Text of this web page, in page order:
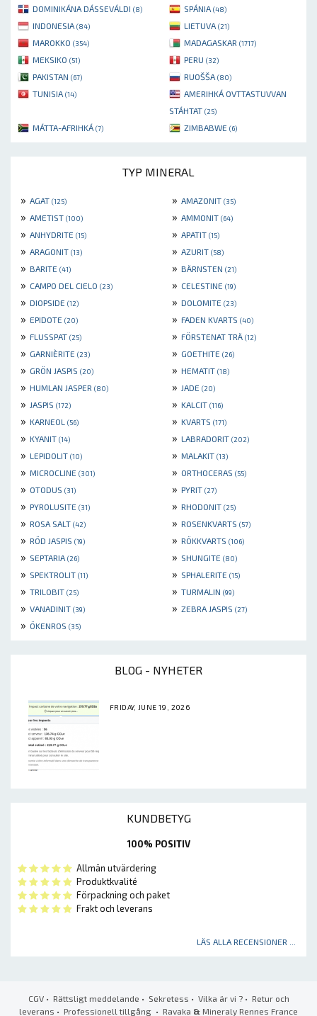
DOMINIKÁNA DÁSSEVÁLDI (8) SPÁNIA (48)
INDONESIA (84) LIETUVA (21)
MAROKKO (354) MADAGASKAR (1717)
MEKSIKO (51) PERU (32)
PAKISTAN (67) RUOŠŠA (80)
TUNISIA (14)
AMERIHKÁ OVTTASTUVVAN
STÁHTAT (25)
MÁTTA-AFRIHKÁ (7) ZIMBABWE (6)
TYP MINERAL
» AGAT (125) » AMAZONIT (35)
» AMETIST (100) » AMMONIT (64)
» ANHYDRITE (15) » APATIT (15)
» ARAGONIT (13) » AZURIT (58)
» BARITE (41) » BÄRNSTEN (21)
» CAMPO DEL CIELO (23) » CELESTINE (19)
» DIOPSIDE (12) » DOLOMITE (23)
» EPIDOTE (20) » FADEN KVARTS (40)
» FLUSSPAT (25) » FÖRSTENAT TRÄ (12)
» GARNIÈRITE (23) » GOETHITE (26)
» GRÖN JASPIS (20) » HEMATIT (18)
» HUMLAN JASPER (80) » JADE (20)
» JASPIS (172) » KALCIT (116)
» KARNEOL (56) » KVARTS (171)
» KYANIT (14) » LABRADORIT (202)
» LEPIDOLIT (10) » MALAKIT (13)
» MICROCLINE (301) » ORTHOCERAS (55)
» OTODUS (31) » PYRIT (27)
» PYROLUSITE (31) » RHODONIT (25)
» ROSA SALT (42) » ROSENKVARTS (57)
» RÖD JASPIS (19) » RÖKKVARTS (106)
» SEPTARIA (26) » SHUNGITE (80)
» SPEKTROLIT (11) » SPHALERITE (15)
» TRILOBIT (25) » TURMALIN (99)
» VANADINIT (39) » ZEBRA JASPIS (27)
» ÖKENROS (35)
BLOG - NYHETER
FRIDAY, JUNE 19, 2026
KUNDBETYG
100% POSITIV
Allmän utvärdering
Produktkvalité
Förpackning och paket
Frakt och leverans
LÄS ALLA RECENSIONER ...
CGV• Rättsligt meddelande • Sekretess • Vilka är vi ?• Retur och
leverans • Professionell tillgång • Ravaka & Mineraly Rennes France